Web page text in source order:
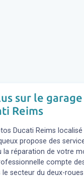
sur le garage
Reims
Ducati Reims localisé
propose des
la réparation de votre
compte
le secteur du deux-